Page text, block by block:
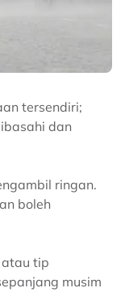
tersendiri;
dan
ringan.
boleh
tip
musim